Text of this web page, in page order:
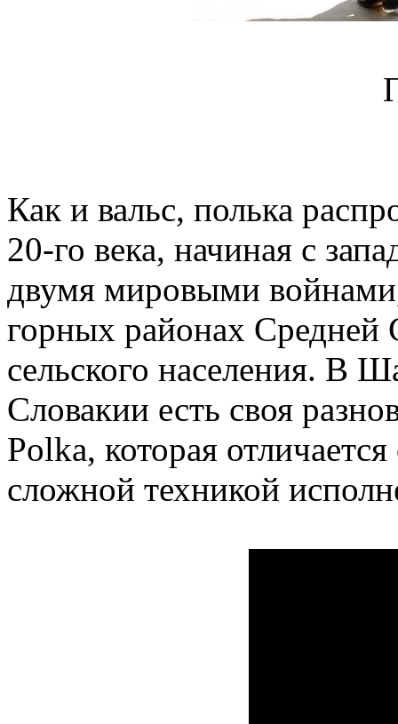
Как и вальс, полька
20-го века, начиная с
двумя мировыми
горных районах Средней
сельского населения. В
Словакии есть своя
Polka, которая
сложной техникой